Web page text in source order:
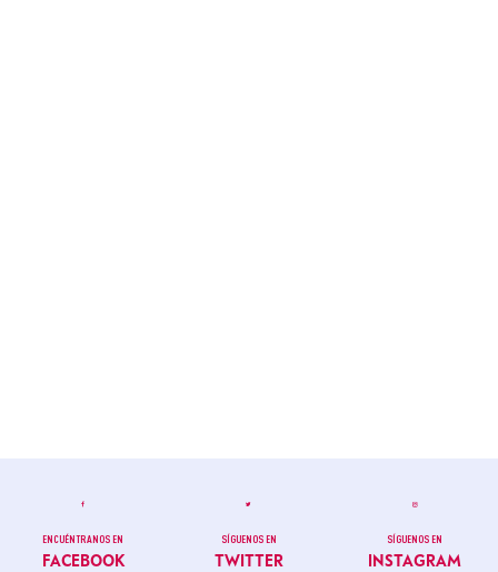
ENCUÉNTRANOS EN
FACEBOOK
SÍGUENOS EN
TWITTER
SÍGUENOS EN
INSTAGRAM